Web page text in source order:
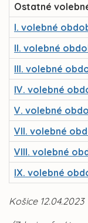
Ostatné
I. volebné
II. volebné
III. volebné
IV. volebné
V. volebné
VII. volebné
VIII. volebné
IX. volebné
Košice 12.04.2023